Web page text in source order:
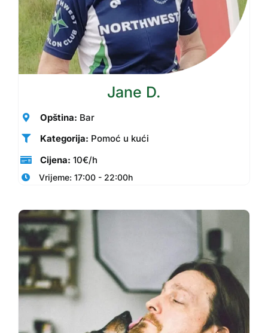
Jane D.
Opština: Bar
Kategorija: Pomoć u kući
Cijena: 10€/h
Vrijeme: 17:00 - 22:00h